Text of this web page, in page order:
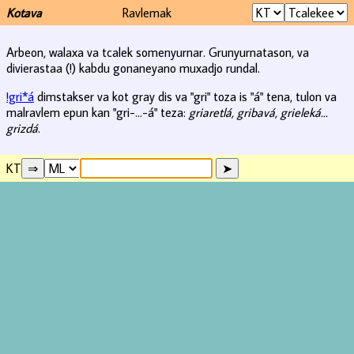
Kotava Ravlemak
Arbeon, walaxa va tcalek somenyurnar. Grunyurnatason, va
divierastaa (!) kabdu gonaneyano muxadjo rundal.
!gri*á dimstakser va kot gray dis va "gri" toza is "á" tena, tulon va
malravlem epun kan "gri-...-á" teza: griaretlá, gribavá, grieleká...
grizdá.
KT